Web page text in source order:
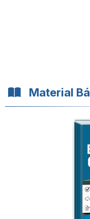
Material